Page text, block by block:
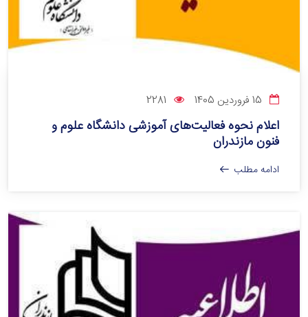
اعلام نحوه فعالیت‌های آموزشی دانشگاه علوم و
فنون مازندران
ادامه مطلب